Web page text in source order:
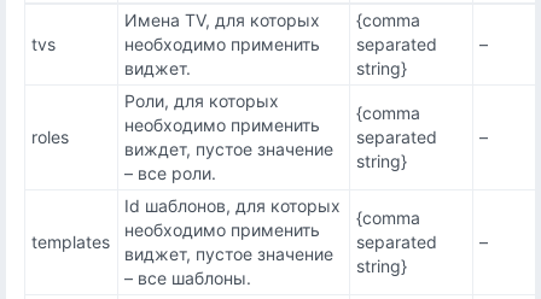
tvs
Имена TV, для которых
необходимо применить
виджет.
{comma
separated
string}
–
roles
Роли, для которых
необходимо применить
виждет, пустое значение
– все роли.
{comma
separated
string}
–
templates
Id шаблонов, для которых
необходимо применить
виджет, пустое значение
– все шаблоны.
{comma
separated
string}
–